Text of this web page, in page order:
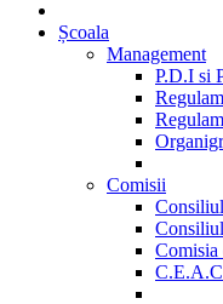
Școala
Management
P.D.I si
Comisii
Comisia